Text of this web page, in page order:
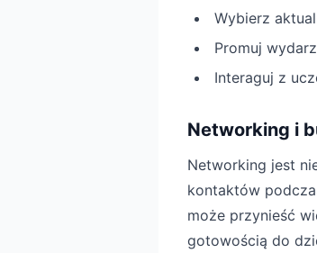
Wybierz
Promuj
Interaguj z
Networking i
Networking jest
kontaktów
może przynieść
gotowością do